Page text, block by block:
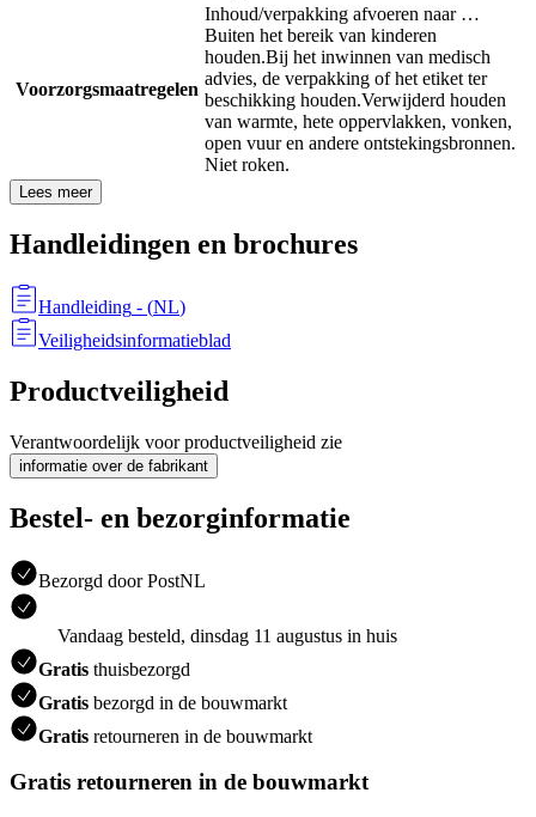
Voorzorgsmaatregelen
Inhoud/verpakking afvoeren naar …
Buiten het bereik van kinderen
houden.Bij het inwinnen van medisch
advies, de verpakking of het etiket ter
beschikking houden.Verwijderd houden
van warmte, hete oppervlakken, vonken,
open vuur en andere ontstekingsbronnen.
Niet roken.
Lees meer
Handleidingen en brochures
Handleiding - (NL)
Veiligheidsinformatieblad
Productveiligheid
Verantwoordelijk voor productveiligheid zie
informatie over de fabrikant
Bestel- en bezorginformatie
Bezorgd door PostNL
Vandaag besteld, dinsdag 11 augustus in huis
Gratis thuisbezorgd
Gratis bezorgd in de bouwmarkt
Gratis retourneren in de bouwmarkt
Gratis retourneren in de bouwmarkt